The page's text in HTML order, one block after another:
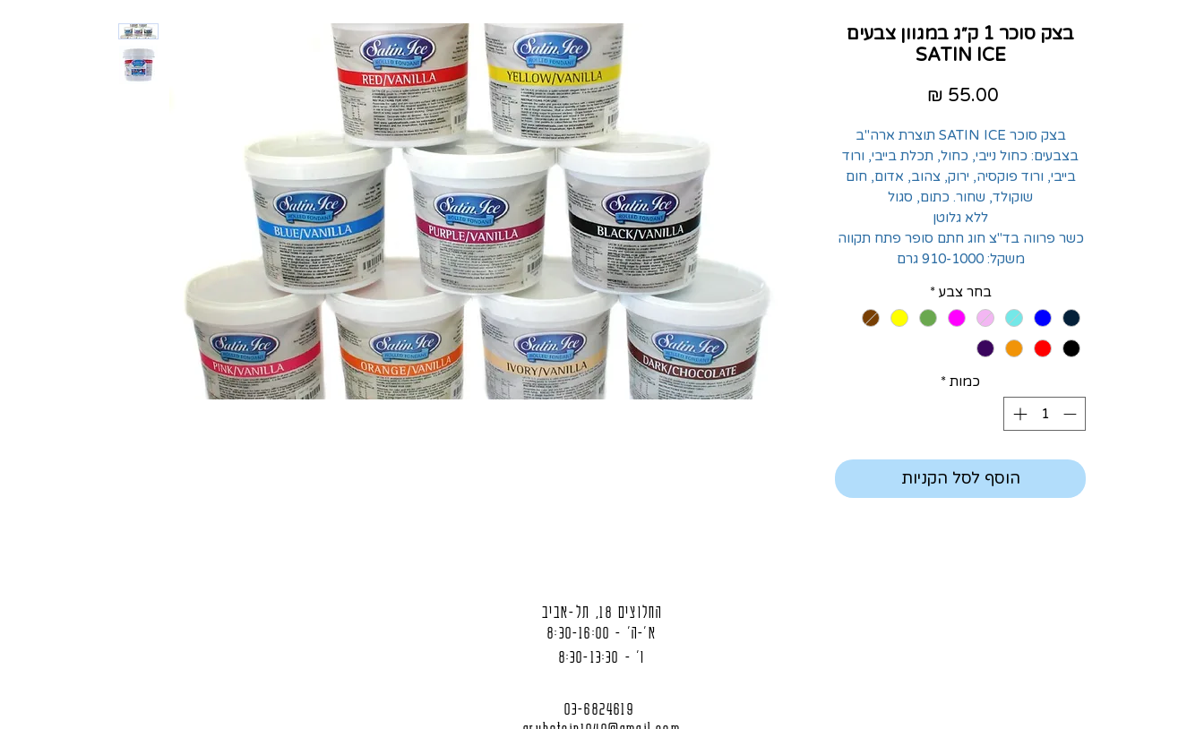
בצק סוכר 1 ק״ג במגוון צבעים
SATIN ICE
בצק סוכר SATIN ICE תוצרת ארה"ב
בצבעים: כחול נייבי, כחול, תכלת בייבי, ורוד
בייבי, ורוד פוקסיה, ירוק, צהוב, אדום, חום
שוקולד, שחור. כתום, סגול
ללא גלוטן
כשר פרווה בד"צ חוג חתם סופר פתח תקווה
משקל: 910-1000 גרם
בחר צבע *
כמות *
הוסף לסל הקניות
החלוצים 18, תל-אביב
א'-ה' - 8:30-16:00
ו' - 8:30-13:30
03-6824619